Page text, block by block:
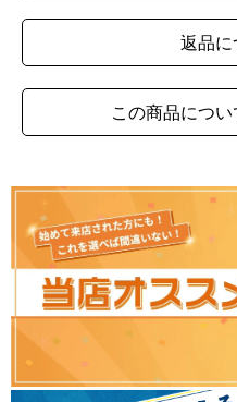
返品に
この商品につ